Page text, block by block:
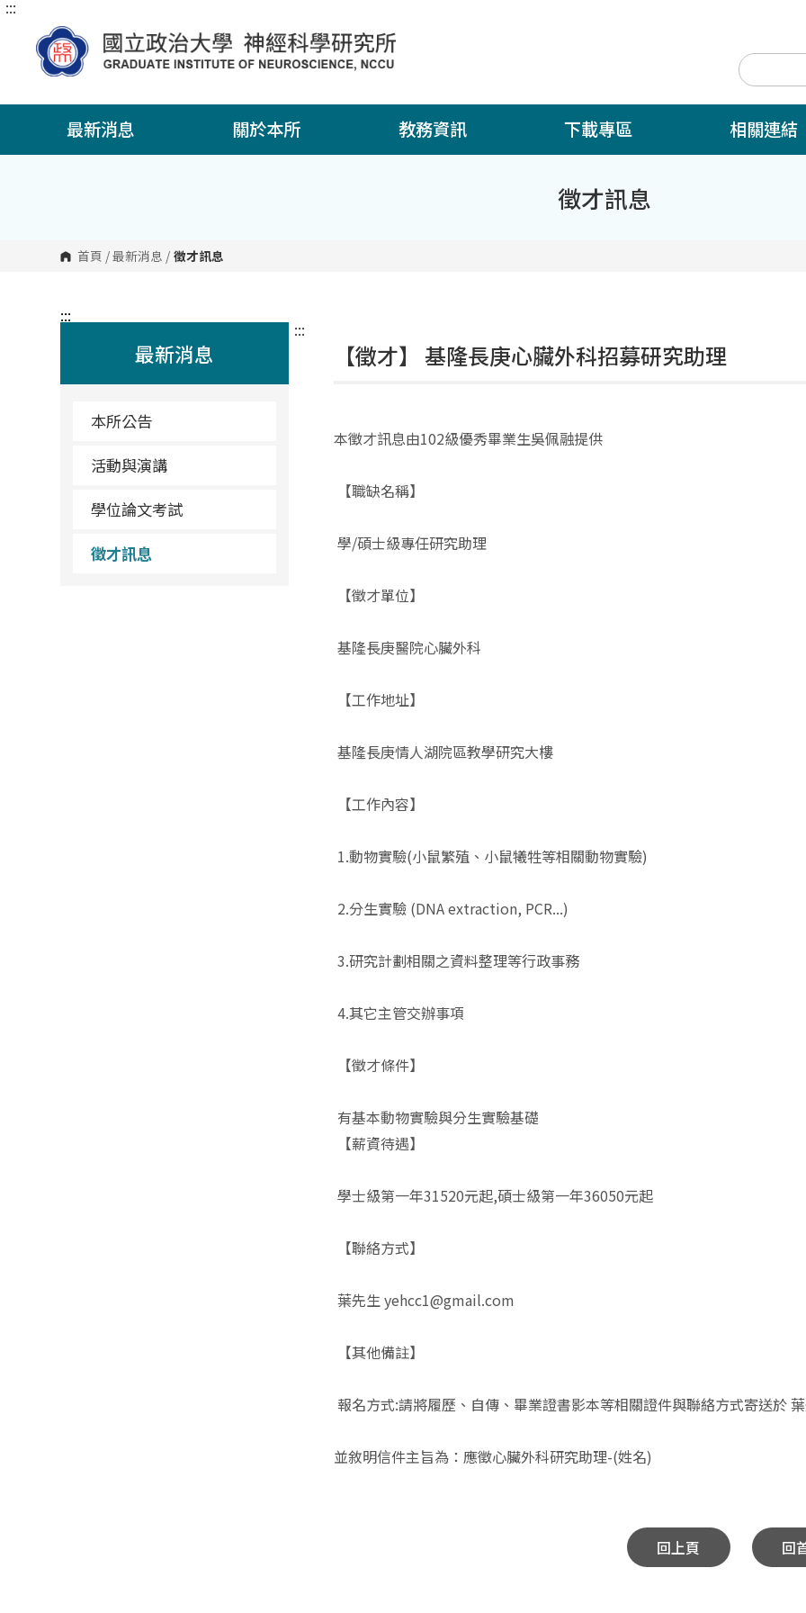
跳
塊
:::
最新消息 關於本所 教務資訊 下載專區 相關連結
徵才訊息
首頁 /最新消息 / 徵才訊息
:::
最新消息
本所公告
活動與演講
學位論文考試
徵才訊息
:::
【徵才】 基隆長庚心臟外科招募研究助理
本徵才訊息由102級優秀畢業生吳佩融提供
【職缺名稱】
學/碩士級專任研究助理
【徵才單位】
基隆長庚醫院心臟外科
【工作地址】
基隆長庚情人湖院區教學研究大樓
【工作內容】
1.動物實驗(小鼠繁殖、小鼠犧牲等相關動物實驗)
2.分生實驗 (DNA extraction, PCR...)
3.研究計劃相關之資料整理等行政事務
4.其它主管交辦事項
【徵才條件】
有基本動物實驗與分生實驗基礎
【薪資待遇】
學士級第一年31520元起,碩士級第一年36050元起
【聯絡方式】
葉先生 yehcc1@gmail.com
【其他備註】
報名方式:請將履歷、自傳、畢業證書影本等相關證件與聯絡方式寄送
並敘明信件主旨為：應徵心臟外科研究助理-(姓名)
回上頁 回